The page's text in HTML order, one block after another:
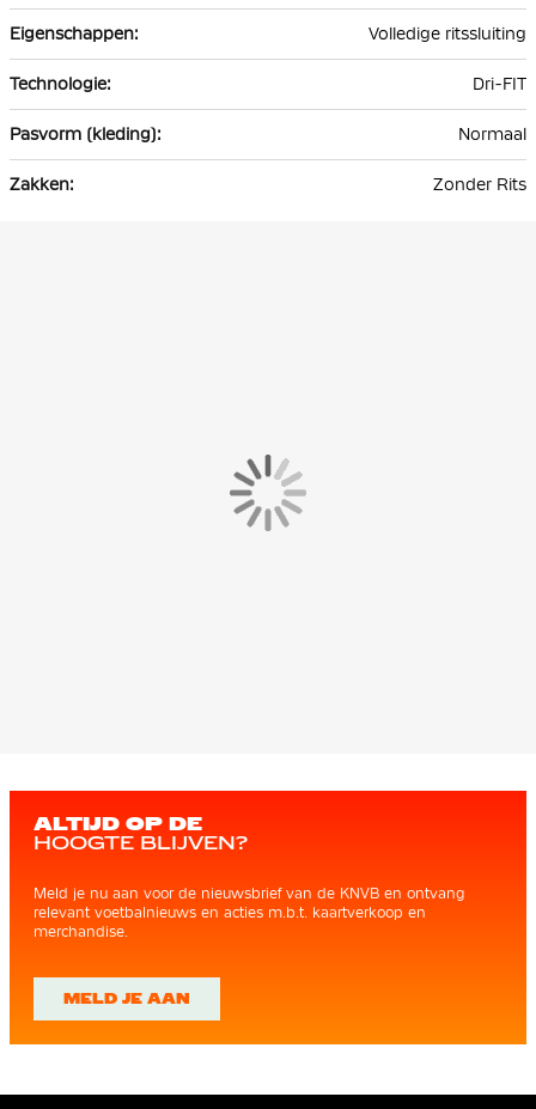
Volledige ritssluiting
Dri-FIT
Normaal
Zonder Rits
ALTIJD OP DE
HOOGTE BLIJVEN?
Meld je nu aan voor de nieuwsbrief van de KNVB en ontvang
relevant voetbalnieuws en acties m.b.t. kaartverkoop en
merchandise.
MELD JE AAN